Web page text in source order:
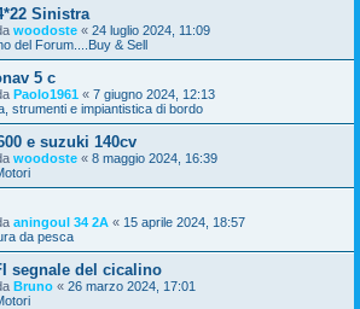
Sinistra
woodoste « 24 luglio 2024, 11:09
del Forum....Buy & Sell
5 c
Paolo1961 « 7 giugno 2024, 12:13
strumenti e impiantistica di bordo
e suzuki 140cv
woodoste « 8 maggio 2024, 16:39
aningoul 34 2A « 15 aprile 2024, 18:57
da pesca
segnale del cicalino
Bruno « 26 marzo 2024, 17:01